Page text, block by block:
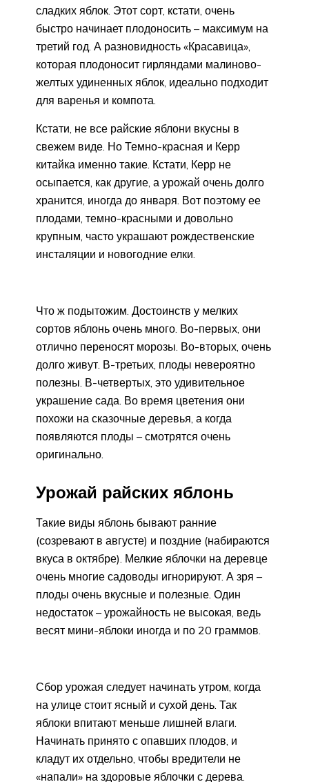
сладких яблок. Этот сорт, кстати, очень
быстро начинает плодоносить – максимум на
третий год. А разновидность «Красавица»,
которая плодоносит гирляндами малиново-
желтых удиненных яблок, идеально подходит
для варенья и компота.
Кстати, не все райские яблони вкусны в
свежем виде. Но Темно-красная и Керр
китайка именно такие. Кстати, Керр не
осыпается, как другие, а урожай очень долго
хранится, иногда до января. Вот поэтому ее
плодами, темно-красными и довольно
крупным, часто украшают рождественские
инсталяции и новогодние елки.
Что ж подытожим. Достоинств у мелких
сортов яблонь очень много. Во-первых, они
отлично переносят морозы. Во-вторых, очень
долго живут. В-третьих, плоды невероятно
полезны. В-четвертых, это удивительное
украшение сада. Во время цветения они
похожи на сказочные деревья, а когда
появляются плоды – смотрятся очень
оригинально.
Урожай райских яблонь
Такие виды яблонь бывают ранние
(созревают в августе) и поздние (набираются
вкуса в октябре). Мелкие яблочки на деревце
очень многие садоводы игнорируют. А зря –
плоды очень вкусные и полезные. Один
недостаток – урожайность не высокая, ведь
весят мини-яблоки иногда и по 20 граммов.
Сбор урожая следует начинать утром, когда
на улице стоит ясный и сухой день. Так
яблоки впитают меньше лишней влаги.
Начинать принято с опавших плодов, и
кладут их отдельно, чтобы вредители не
«напали» на здоровые яблочки с дерева.